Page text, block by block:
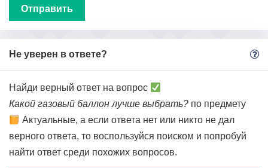
Не уверен в ответе?
Найди верный ответ на вопрос
Какой газовый баллон лучше выбрать? по предмету
Актуальные, а если ответа нет или никто не дал
верного ответа, то воспользуйся поиском и попробуй
найти ответ среди похожих вопросов.